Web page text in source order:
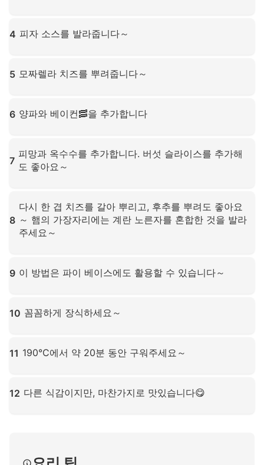
4 피자 소스를 발라줍니다～
5 모짜렐라 치즈를 뿌려줍니다～
6 양파와 베이컨🥓을 추가합니다
7
피망과 옥수수를 추가합니다. 버섯 슬라이스를 추가해
도 좋아요～
8
다시 한 겹 치즈를 갈아 뿌리고, 후추를 뿌려도 좋아요
～ 햄의 가장자리에는 계란 노른자를 혼합한 것을 발라
주세요～
9 이 방법은 파이 베이스에도 활용할 수 있습니다～
10 꼼꼼하게 장식하세요～
11 190°C에서 약 20분 동안 구워주세요～
12 다른 식감이지만, 마찬가지로 맛있습니다😋